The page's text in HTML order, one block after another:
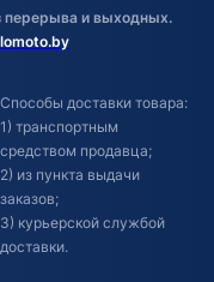
перерыва и выходных.
Способы доставки товара:
1) транспортным
средством продавца;
2) из пункта выдачи
заказов;
3) курьерской службой
доставки.